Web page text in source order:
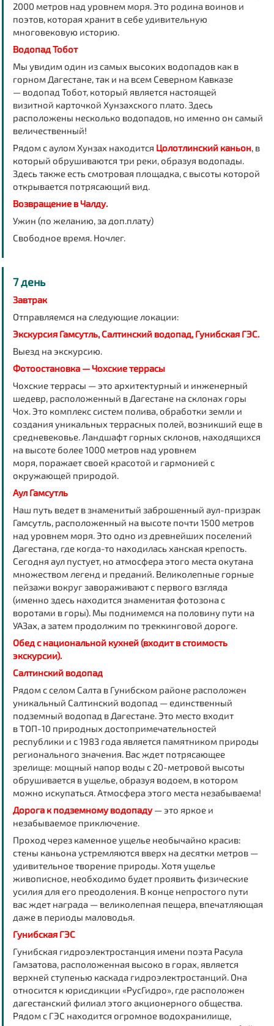
2000 метров над уровнем моря. Это родина воинов и
поэтов, которая хранит в себе удивительную
многовековую историю.
Водопад Тобот
Мы увидим один из самых высоких водопадов как в
горном Дагестане, так и на всем Северном Кавказе
— водопад Тобот, который является настоящей
визитной карточкой Хунзахского плато. Здесь
расположены несколько водопадов, но именно он самый
величественный!
Рядом с аулом Хунзах находится Цолотлинский каньон, в
который обрушиваются три реки, образуя водопады.
Здесь также есть смотровая площадка, с высоты которой
открывается потрясающий вид.
Возвращение в Чалду.
Ужин (по желанию, за доп.плату)
Свободное время. Ночлег.
7 день
Завтрак
Отправляемся на следующие локации:
Экскурсия Гамсутль, Салтинский водопад, Гунибская ГЭС.
Выезд на экскурсию.
Фотоостановка — Чохские террасы
Чохские террасы — это архитектурный и инженерный
шедевр, расположенный в Дагестане на склонах горы
Чох. Это комплекс систем полива, обработки земли и
создания уникальных террасных полей, возникший еще в
средневековье. Ландшафт горных склонов, находящихся
на высоте более 1000 метров над уровнем
моря, поражает своей красотой и гармонией с
окружающей природой.
Аул Гамсутль
Наш путь ведет в знаменитый заброшенный аул-призрак
Гамсутль, расположенный на высоте почти 1500 метров
над уровнем моря. Это одно из древнейших поселений
Дагестана, где когда-то находилась ханская крепость.
Сегодня аул пустует, но атмосфера этого места окутана
множеством легенд и преданий. Великолепные горные
пейзажи вокруг завораживают с первого взгляда
(именно здесь находится знаменитая фотозона с
воротами в горы). Мы поднимемся на половину пути на
УАЗах, а затем продолжим по треккинговой дороге.
Обед с национальной кухней (входит в стоимость
экскурсии).
Салтинский водопад
Рядом с селом Салта в Гунибском районе расположен
уникальный Салтинский водопад — единственный
подземный водопад в Дагестане. Это место входит
в ТОП-10 природных достопримечательностей
республики и с 1983 года является памятником природы
регионального значения. Вас ждет потрясающее
зрелище: мощный напор воды с 20-метровой высоты
обрушивается в ущелье, образуя водоем, в котором
можно искупаться. Атмосфера этого места незабываема!
Дорога к подземному водопаду— это яркое и
незабываемое приключение.
Проход через каменное ущелье необычайно красив:
стены каньона устремляются вверх на десятки метров —
удивительное творение природы. Хотя ущелье
живописное, необходимо будет проявить физические
усилия для его преодоления. В конце непростого пути
вас ждет награда — великолепная пещера, впечатляющая
даже в периоды маловодья.
Гунибская ГЭС
Гунибская гидроэлектростанция имени поэта Расула
Гамзатова, расположенная высоко в горах, является
верхней ступенью каскада гидроэлектростанций. Она
относится к юрисдикции «РусГидро», где расположен
дагестанский филиал этого акционерного общества.
Рядом с ГЭС находится огромное водохранилище,